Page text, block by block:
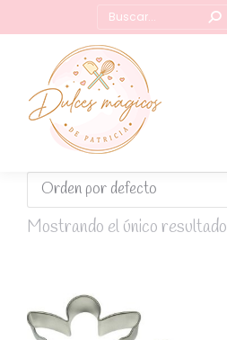
Buscar:
Mostrando el único resultado